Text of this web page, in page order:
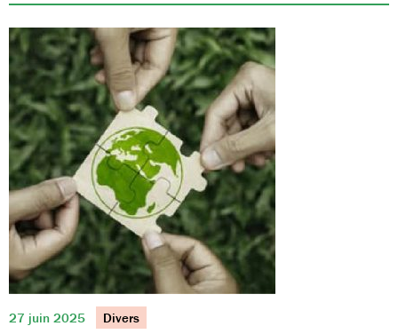
27 juin 2025 Divers